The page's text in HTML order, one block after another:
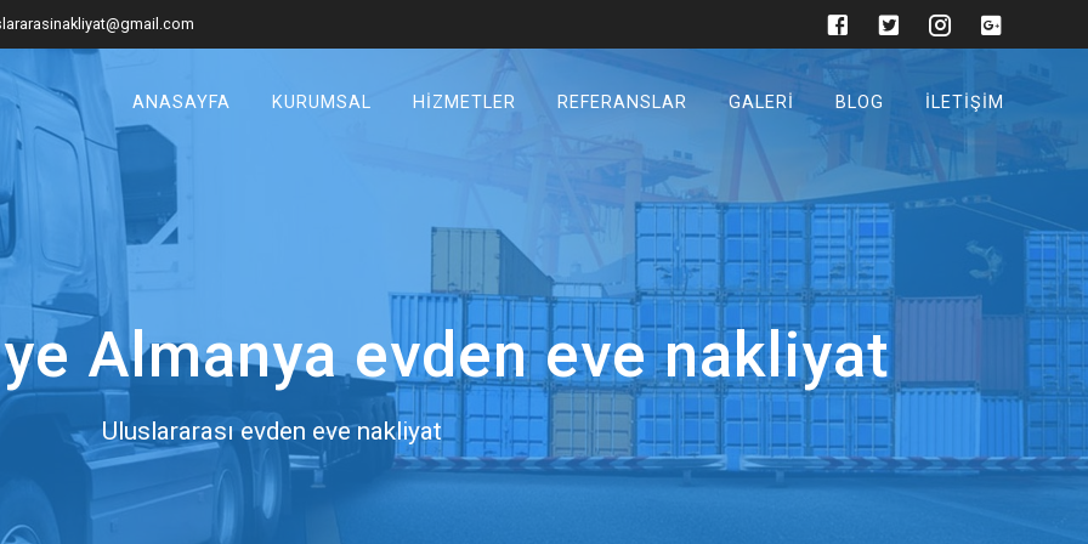
ANASAYFA KURUMSAL HIZMETLER REFERANSLAR GALERI BLOG İLETIŞIM
Almanya evden eve nakliyat
Uluslararası evden eve nakliyat